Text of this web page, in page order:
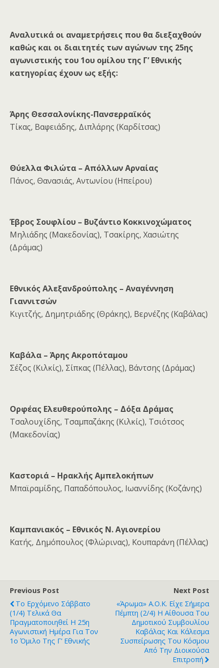
Αναλυτικά οι αναμετρήσεις που θα διεξαχθούν
καθώς και οι διαιτητές των αγώνων της 25ης
αγωνιστικής του 1ου ομίλου της Γ’ Εθνικής
κατηγορίας έχουν ως εξής:
Άρης Θεσσαλονίκης-Πανσερραϊκός
Τίκας, Βαφειάδης, Διπλάρης (Καρδίτσας)
Θύελλα Φιλώτα – Απόλλων Αρναίας
Πάνος, Θανασιάς, Αντωνίου (Ηπείρου)
Έβρος Σουφλίου – Βυζάντιο Κοκκινοχώματος
Μηλιάδης (Μακεδονίας), Τσακίρης, Χασιώτης
(Δράμας)
Εθνικός Αλεξανδρούπολης – Αναγέννηση
Γιαννιτσών
Κιγιτζής, Δημητριάδης (Θράκης), Βερνέζης (Καβάλας)
Καβάλα – Άρης Ακροπόταμου
Σέζος (Κιλκίς), Σίπκας (Πέλλας), Βάντσης (Δράμας)
Ορφέας Ελευθερούπολης – Δόξα Δράμας
Τσαλουχίδης, Τσαμπαζάκης (Κιλκίς), Τσιότσος
(Μακεδονίας)
Καστοριά – Ηρακλής Αμπελοκήπων
Μπαϊραμίδης, Παπαδόπουλος, Ιωαννίδης (Κοζάνης)
Καμπανιακός – Εθνικός Ν. Αγιονερίου
Κατής, Δημόπουλος (Φλώρινας), Κουπαράνη (Πέλλας)
Previous Post
Το Ερχόμενο Σάββατο
(1/4) Τελικά Θα
Πραγματοποιηθεί Η 25η
Αγωνιστική Ημέρα Για Τον
1ο Όμιλο Της Γ’ Εθνικής
Next Post
«Άρωμα» Α.Ο.Κ. Είχε Σήμερα
Πέμπτη (2/4) Η Αίθουσα Του
Δημοτικού Συμβουλίου
Καβάλας Και Κάλεσμα
Συσπείρωσης Του Κόσμου
Από Την Διοικούσα
Επιτροπή